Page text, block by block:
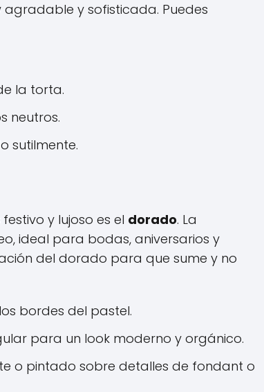
y sofisticada. Puedes
la torta.
neutros.
sutilmente.
y lujoso es el dorado. La
ideal para bodas, aniversarios y
del dorado para que sume y no
bordes del pastel.
para un look moderno y orgánico.
o pintado sobre detalles de fondant o